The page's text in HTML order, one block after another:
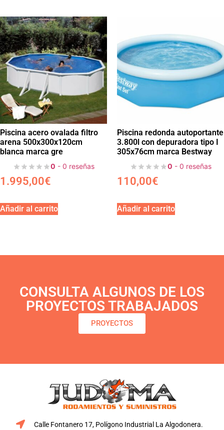
Piscina acero ovalada filtro
arena 500x300x120cm
blanca marca gre
0 - 0 reseñas
1.995,00€
Añadir al carrito
Piscina redonda autoportante
3.800l con depuradora tipo I
305x76cm marca Bestway
0 - 0 reseñas
110,00€
Añadir al carrito
CONSULTA ALGUNOS DE LOS
PROYECTOS TRABAJADOS
PROYECTOS
Calle Fontanero 17, Polígono Industrial La Algodonera.